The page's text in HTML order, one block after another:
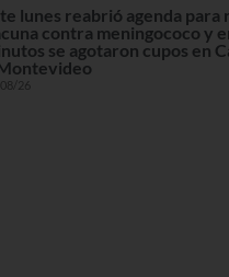
lunes reabrió agenda para
contra meningococo y
se agotaron cupos en
26